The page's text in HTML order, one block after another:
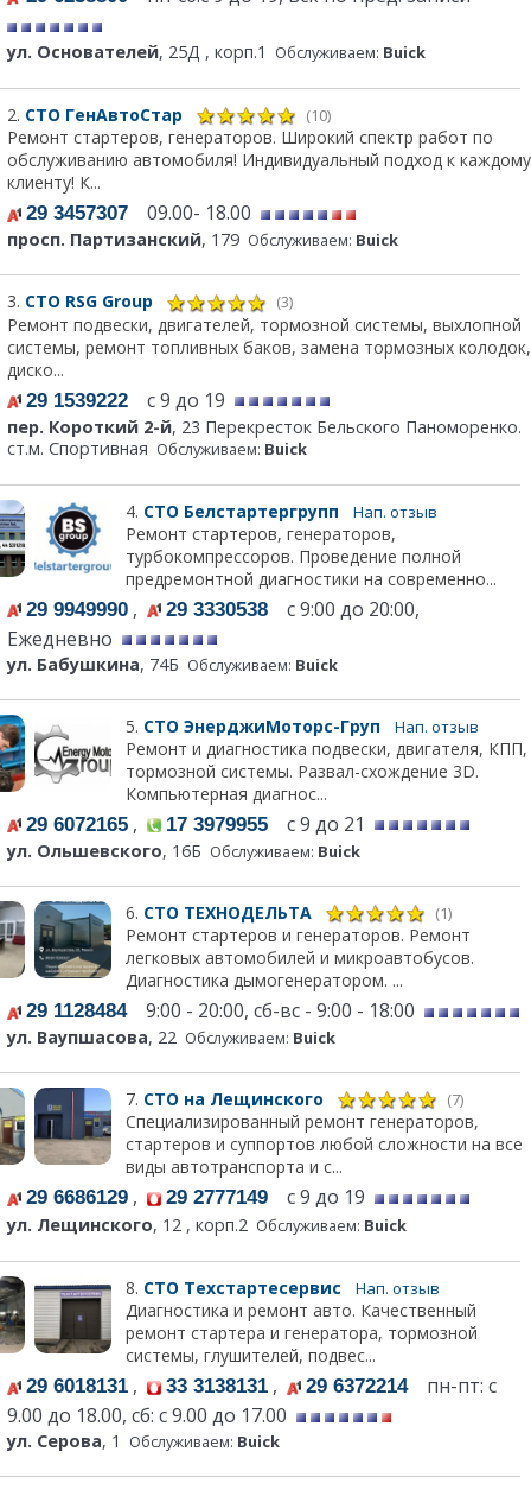
ул. Основателей, 25Д , корп.1 Обслуживаем: Buick
2. СТО ГенАвтоСтар (10)
Ремонт стартеров, генераторов. Широкий спектр работ по
обслуживанию автомобиля! Индивидуальный подход к каждому
клиенту! К...
29 3457307 09.00- 18.00
просп. Партизанский, 179 Обслуживаем: Buick
3. СТО RSG Group (3)
Ремонт подвески, двигателей, тормозной системы, выхлопной
системы, ремонт топливных баков, замена тормозных колодок,
диско...
29 1539222 с 9 до 19
пер. Короткий 2-й, 23 Перекресток Бельского Паноморенко.
ст.м. Спортивная Обслуживаем: Buick
4. СТО Белстартергрупп Нап. отзыв
Ремонт стартеров, генераторов,
турбокомпрессоров. Проведение полной
предремонтной диагностики на современно...
29 9949990 , 29 3330538 с 9:00 до 20:00,
Ежедневно
ул. Бабушкина, 74Б Обслуживаем: Buick
5. СТО ЭнерджиМоторс-Груп Нап. отзыв
Ремонт и диагностика подвески, двигателя, КПП,
тормозной системы. Развал-схождение 3D.
Компьютерная диагнос...
29 6072165 , 17 3979955 с 9 до 21
ул. Ольшевского, 16Б Обслуживаем: Buick
6. СТО ТЕХНОДЕЛЬТА (1)
Ремонт стартеров и генераторов. Ремонт
легковых автомобилей и микроавтобусов.
Диагностика дымогенератором. ...
29 11284849:00 - 20:00, сб-вс - 9:00 - 18:00
ул. Ваупшасова, 22 Обслуживаем: Buick
7. СТО на Лещинского (7)
Специализированный ремонт генераторов,
стартеров и суппортов любой сложности на все
виды автотранспорта и с...
29 6686129 , 29 2777149 с 9 до 19
ул. Лещинского, 12 , корп.2 Обслуживаем: Buick
8. СТО Техстартесервис Нап. отзыв
Диагностика и ремонт авто. Качественный
ремонт стартера и генератора, тормозной
системы, глушителей, подвес...
29 6018131 , 33 3138131 , 29 6372214пн-пт: с
9.00 до 18.00, сб: с 9.00 до 17.00
ул. Серова, 1 Обслуживаем: Buick